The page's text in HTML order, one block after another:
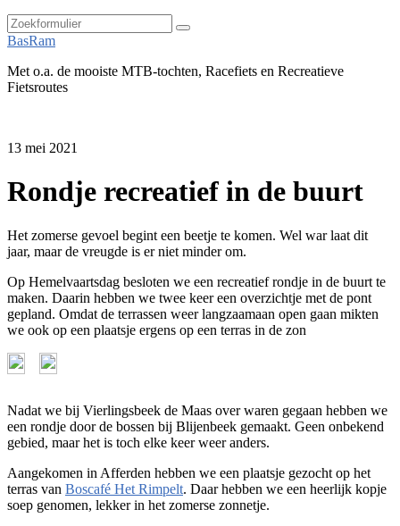
Zoeken
BasRam
Met o.a. de mooiste MTB-tochten, Racefiets en Recreatieve
Fietsroutes
13 mei 2021
Rondje recreatief in de buurt
Het zomerse gevoel begint een beetje te komen. Wel war laat dit
jaar, maar de vreugde is er niet minder om.
Op Hemelvaartsdag besloten we een recreatief rondje in de buurt te
maken. Daarin hebben we twee keer een overzichtje met de pont
gepland. Omdat de terrassen weer langzaamaan open gaan mikten
we ook op een plaatsje ergens op een terras in de zon
Nadat we bij Vierlingsbeek de Maas over waren gegaan hebben we
een rondje door de bossen bij Blijenbeek gemaakt. Geen onbekend
gebied, maar het is toch elke keer weer anders.
Aangekomen in Afferden hebben we een plaatsje gezocht op het
terras van Boscafé Het Rimpelt. Daar hebben we een heerlijk kopje
soep genomen, lekker in het zomerse zonnetje.